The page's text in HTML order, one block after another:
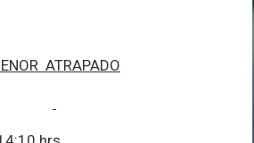
ATRAPADO